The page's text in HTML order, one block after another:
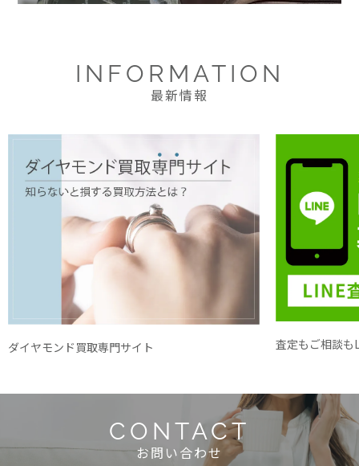
INFORMATION
最新情報
ダイヤモンド買取専門サイト 査定もご相談も
CONTACT
お問い合わせ